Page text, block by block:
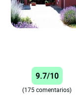
9.7/10
(175 comentarios)